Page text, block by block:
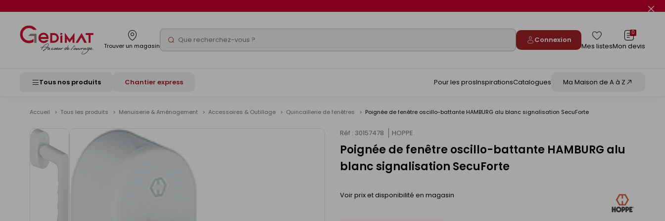
Trouver un magasin Rechercher Connexion
Mes listes
0
Mon devis
Tous nos produits Chantier express Pour les prosInspirationsCatalogues Ma Maison de A à Z
Accueil Tous les produits Menuiserie & Aménagement Accessoires & Outillage Quincaillerie de fenêtres Poignée de fenêtre oscillo-battante HAMBURG alu blanc signalisation SecuForte
images
Réf : 30157478 HOPPE
Poignée de fenêtre oscillo-battante HAMBURG alu
blanc signalisation SecuForte
Voir prix et disponibilité en magasin